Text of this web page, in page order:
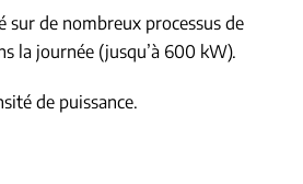
sur de nombreux processus de
la journée (jusqu’à 600 kW).
de puissance.